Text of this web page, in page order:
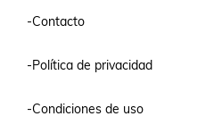
-Contacto
-Política de privacidad
-Condiciones de uso